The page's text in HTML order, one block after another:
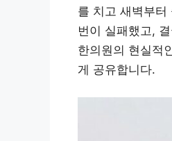
를 치고 새벽부터
번이 실패했고,
한의원의 현실적
게 공유합니다.